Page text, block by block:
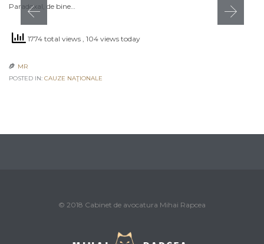
Paradoxal, de bine…
1774 total views , 104 views today
 MR
POSTED IN: CAUZE NAŢIONALE
© 2018 Cabinet de avocatura Mihai Rapcea